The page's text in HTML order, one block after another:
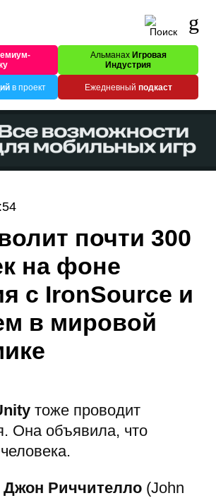
Альманах Игровая
Индустрия
в проект Ежедневный подкаст
почти 300
на фоне
с IronSource и
в мировой
тоже проводит
Она объявила, что
Джон Риччителло (John